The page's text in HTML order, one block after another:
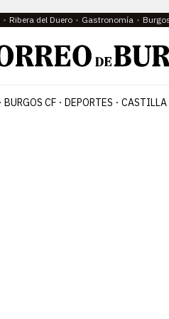
Ribera del Duero Gastronomía
BURGOS CF DEPORTES CASTILLA